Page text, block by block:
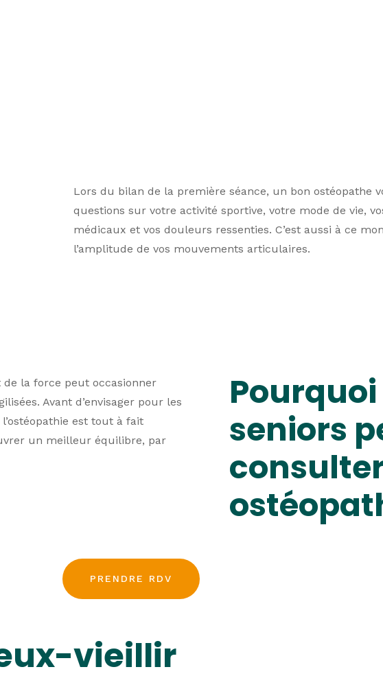
Lors du bilan de la première séance, un bon ostéopathe
questions sur votre activité sportive, votre mode de vie,
médicaux et vos douleurs ressenties. C’est aussi à ce
l’amplitude de vos mouvements articulaires.
la force peut occasionner
Avant d’envisager pour les
est tout à fait
un meilleur équilibre, par
Pourquoi
seniors
PRENDRE RDV
vieillir